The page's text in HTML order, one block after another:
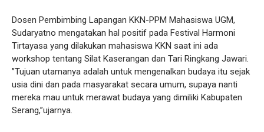
Dosen Pembimbing Lapangan KKN-PPM Mahasiswa UGM,
Sudaryatno mengatakan hal positif pada Festival Harmoni
Tirtayasa yang dilakukan mahasiswa KKN saat ini ada
workshop tentang Silat Kaserangan dan Tari Ringkang Jawari.
”Tujuan utamanya adalah untuk mengenalkan budaya itu sejak
usia dini dan pada masyarakat secara umum, supaya nanti
mereka mau untuk merawat budaya yang dimiliki Kabupaten
Serang,”ujarnya.